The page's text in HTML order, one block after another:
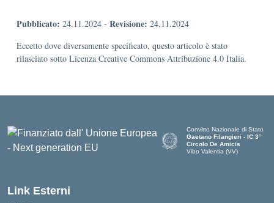
Pubblicato: 24.11.2024 - Revisione: 24.11.2024
Eccetto dove diversamente specificato, questo articolo è stato
rilasciato sotto Licenza Creative Commons Attribuzione 4.0 Italia.
Convitto Nazionale di Stato
Gaetano Filangieri - IC 3°
Circolo De Amicis
Vibo Valentia (VV)
Link Esterni